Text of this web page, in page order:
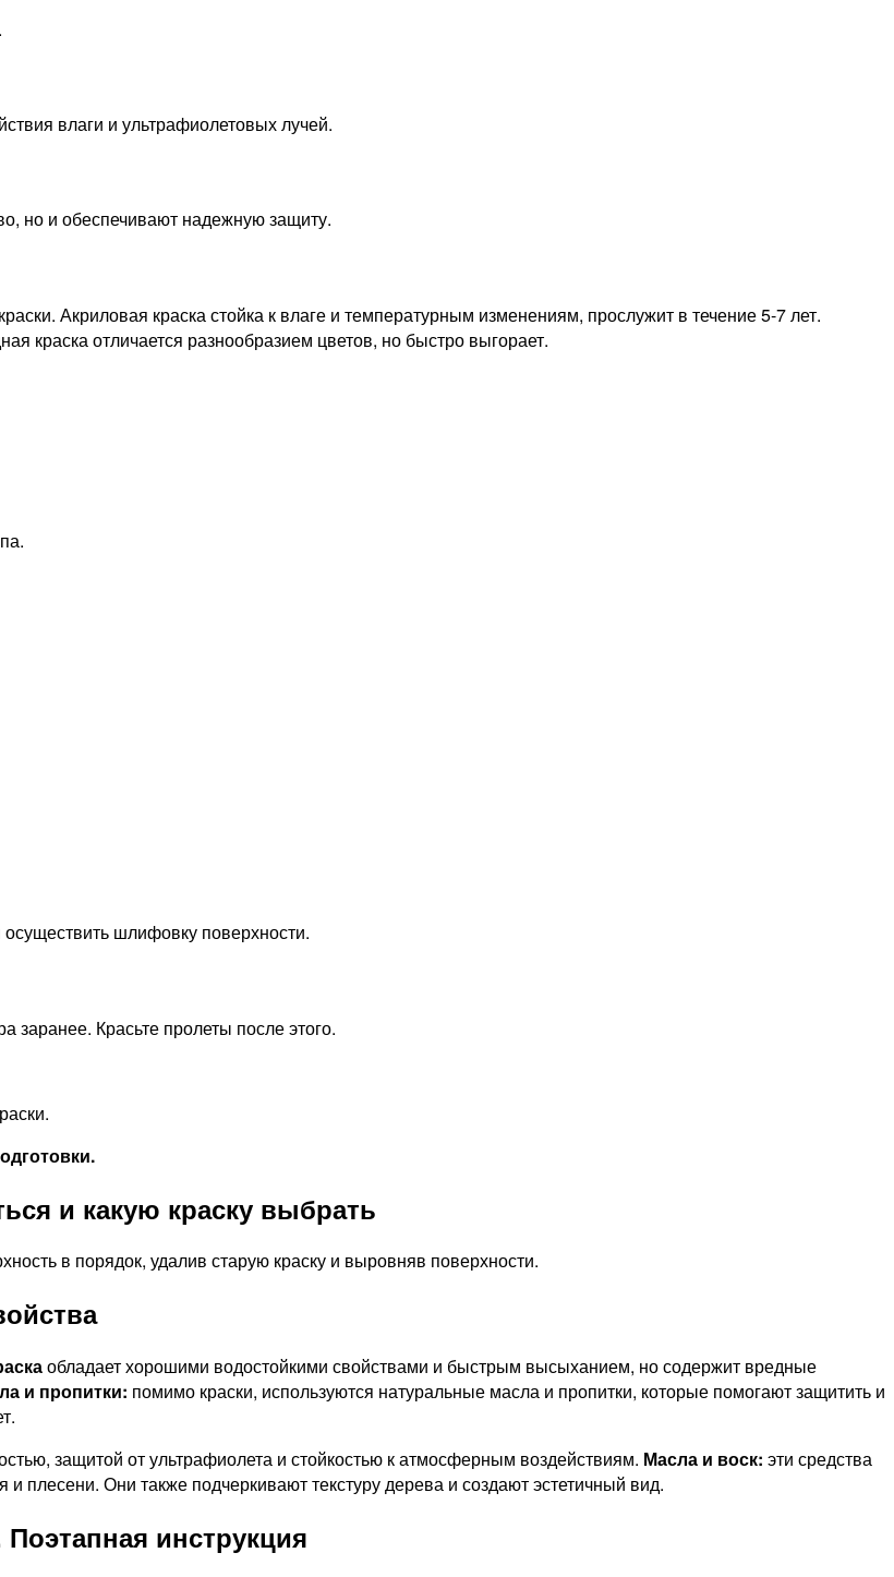
влаги и ультрафиолетовых лучей.
но и обеспечивают надежную защиту.
Акриловая краска стойка к влаге и температурным изменениям, прослужит в течение 5-7 лет.
краска отличается разнообразием цветов, но быстро выгорает.
шлифовку поверхности.
заранее. Красьте пролеты после этого.
и какую краску выбрать
в порядок, удалив старую краску и выровняв поверхности.
обладает хорошими водостойкими свойствами и быстрым высыханием, но содержит вредные
и пропитки: помимо краски, используются натуральные масла и пропитки, которые помогают защитить и
защитой от ультрафиолета и стойкостью к атмосферным воздействиям. Масла и воск: эти средства
плесени. Они также подчеркивают текстуру дерева и создают эстетичный вид.
инструкция